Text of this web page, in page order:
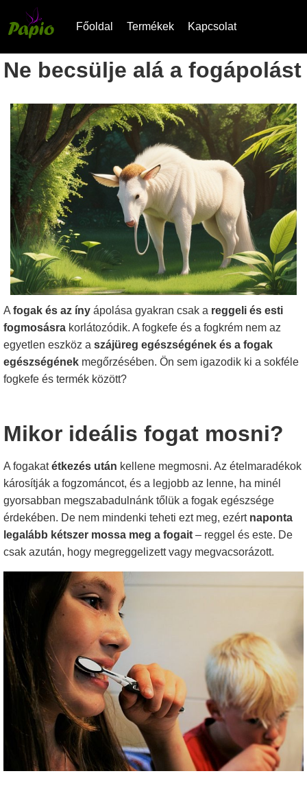
Főoldal Termékek Kapcsolat
Ne becsülje alá a fogápolást
A fogak és az íny ápolása gyakran csak a reggeli és esti
fogmosásra korlátozódik. A fogkefe és a fogkrém nem az
egyetlen eszköz a szájüreg egészségének és a fogak
egészségének megőrzésében. Ön sem igazodik ki a sokféle
fogkefe és termék között?
Mikor ideális fogat mosni?
A fogakatétkezés után kellene megmosni. Az ételmaradékok
károsítják a fogzománcot, és a legjobb az lenne, ha minél
gyorsabban megszabadulnánk tőlük a fogak egészsége
érdekében. De nem mindenki teheti ezt meg, ezért naponta
legalább kétszer mossa meg a fogait – reggel és este. De
csak azután, hogy megreggelizett vagy megvacsorázott.